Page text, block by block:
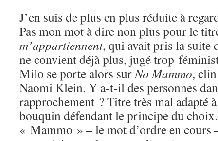
J’en suis de plus en plus réduite à
Pas mon mot à dire non plus pour le
m’appartiennent, qui avait pris la suite
ne convient déjà plus, jugé trop
Milo se porte alors surNo Mammo,
Naomi Klein. Y a-t-il des personnes
rapprochement ? Titre très mal adapté
bouquin défendant le principe du
« Mammo » – le mot d’ordre en